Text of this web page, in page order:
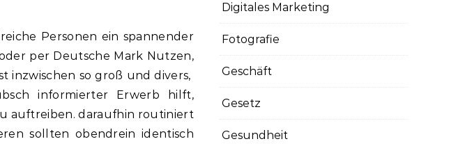
per Deutsche Mark Nutzen,
inzwischen so groß und divers,
informierter Erwerb hilft,
auftreiben. daraufhin routiniert
sollten obendrein identisch
Digitales Marketing
Fotografie
Geschäft
Gesetz
Gesundheit